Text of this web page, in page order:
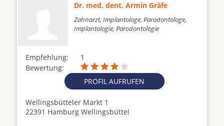
Dr. med. dent. Armin Gräfe
Zahnarzt, Implantologe, Parodontologe,
Implantologie, Parodontologie
Empfehlung:
1
Bewertung:
PROFIL AUFRUFEN
Wellingsbütteler Markt 1
22391 Hamburg Wellingsbüttel